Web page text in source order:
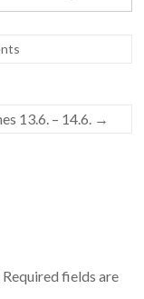
13.6. – 14.6. →
Required fields are